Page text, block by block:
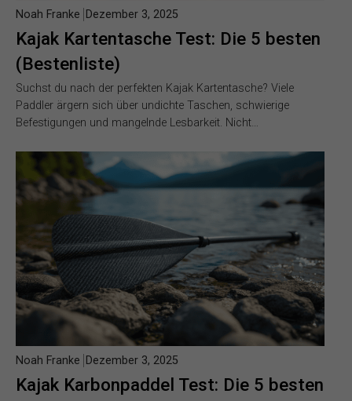
Kajak Kartentasche Test: Die 5 besten
(Bestenliste)
Noah Franke Dezember 3, 2025
Suchst du nach der perfekten Kajak Kartentasche? Viele
Paddler ärgern sich über undichte Taschen, schwierige
Befestigungen und mangelnde Lesbarkeit. Nicht…
Kajak Karbonpaddel Test: Die 5 besten
Noah Franke Dezember 3, 2025